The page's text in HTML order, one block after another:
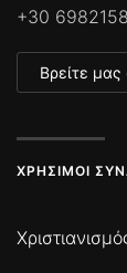
+30
Βρείτε
ΧΡΉΣΙΜΟΙ